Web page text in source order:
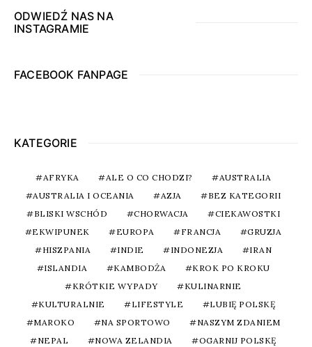
ODWIEDŹ NAS NA
INSTAGRAMIE
FACEBOOK FANPAGE
KATEGORIE
AFRYKA ALE O CO CHODZI?
AUSTRALIA
AUSTRALIA I OCEANIA
AZJA
BEZ KATEGORII
BLISKI WSCHÓD
CHORWACJA
CIEKAWOSTKI
EKWIPUNEK
EUROPA FRANCJA
GRUZJA
HISZPANIA
INDIE INDONEZJA
IRAN
ISLANDIA
KAMBODŻA
KROK PO KROKU
KRÓTKIE WYPADY
KULINARNIE
KULTURALNIE
LIFESTYLE
LUBIĘ POLSKĘ
MAROKO
NA SPORTOWO
NASZYM ZDANIEM
NEPAL
NOWA ZELANDIA
OGARNIJ POLSKĘ